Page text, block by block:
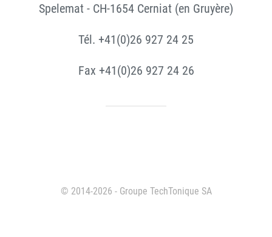
Spelemat - CH-1654 Cerniat (en Gruyère)
Tél. +41(0)26 927 24 25
Fax +41(0)26 927 24 26
© 2014-2026 - Groupe TechTonique SA